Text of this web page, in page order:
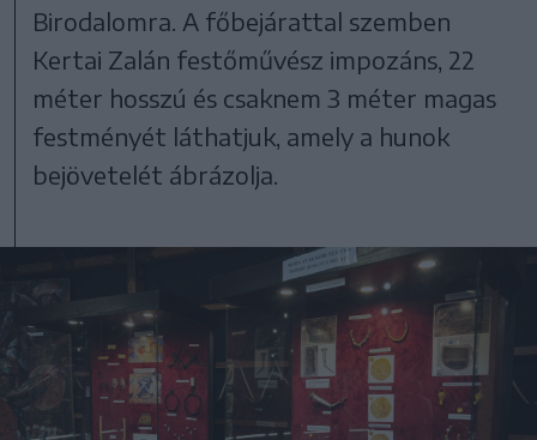
Birodalomra. A főbejárattal szemben
Kertai Zalán festőművész impozáns, 22
méter hosszú és csaknem 3 méter magas
festményét láthatjuk, amely a hunok
bejövetelét ábrázolja.